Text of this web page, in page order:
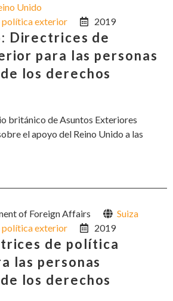
Unido
política exterior
2019
Directrices de
para las personas
los derechos
británico de Asuntos Exteriores
el apoyo del Reino Unido a las
of Foreign Affairs
Suiza
política exterior
2019
de política
las personas
los derechos